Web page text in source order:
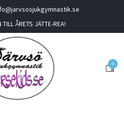
ÅRETS JÄTTE-REA!
0